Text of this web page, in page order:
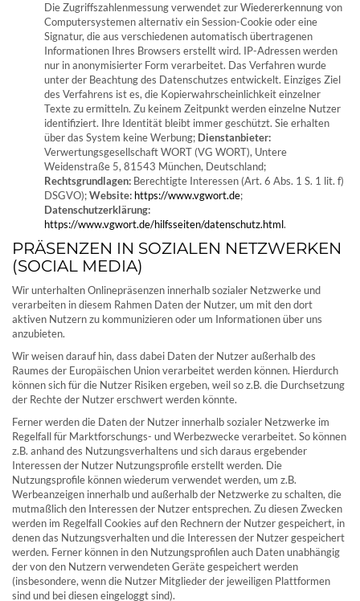
Die Zugriffszahlenmessung verwendet zur Wiedererkennung von
Computersystemen alternativ ein Session-Cookie oder eine
Signatur, die aus verschiedenen automatisch übertragenen
Informationen Ihres Browsers erstellt wird. IP-Adressen werden
nur in anonymisierter Form verarbeitet. Das Verfahren wurde
unter der Beachtung des Datenschutzes entwickelt. Einziges Ziel
des Verfahrens ist es, die Kopierwahrscheinlichkeit einzelner
Texte zu ermitteln. Zu keinem Zeitpunkt werden einzelne Nutzer
identifiziert. Ihre Identität bleibt immer geschützt. Sie erhalten
über das System keine Werbung; Dienstanbieter:
Verwertungsgesellschaft WORT (VG WORT), Untere
Weidenstraße 5, 81543 München, Deutschland;
Rechtsgrundlagen: Berechtigte Interessen (Art. 6 Abs. 1 S. 1 lit. f)
DSGVO);Website: https://www.vgwort.de;
Datenschutzerklärung:
https://www.vgwort.de/hilfsseiten/datenschutz.html.
PRÄSENZEN IN SOZIALEN NETZWERKEN
(SOCIAL MEDIA)
Wir unterhalten Onlinepräsenzen innerhalb sozialer Netzwerke und
verarbeiten in diesem Rahmen Daten der Nutzer, um mit den dort
aktiven Nutzern zu kommunizieren oder um Informationen über uns
anzubieten.
Wir weisen darauf hin, dass dabei Daten der Nutzer außerhalb des
Raumes der Europäischen Union verarbeitet werden können. Hierdurch
können sich für die Nutzer Risiken ergeben, weil so z.B. die Durchsetzung
der Rechte der Nutzer erschwert werden könnte.
Ferner werden die Daten der Nutzer innerhalb sozialer Netzwerke im
Regelfall für Marktforschungs- und Werbezwecke verarbeitet. So können
z.B. anhand des Nutzungsverhaltens und sich daraus ergebender
Interessen der Nutzer Nutzungsprofile erstellt werden. Die
Nutzungsprofile können wiederum verwendet werden, um z.B.
Werbeanzeigen innerhalb und außerhalb der Netzwerke zu schalten, die
mutmaßlich den Interessen der Nutzer entsprechen. Zu diesen Zwecken
werden im Regelfall Cookies auf den Rechnern der Nutzer gespeichert, in
denen das Nutzungsverhalten und die Interessen der Nutzer gespeichert
werden. Ferner können in den Nutzungsprofilen auch Daten unabhängig
der von den Nutzern verwendeten Geräte gespeichert werden
(insbesondere, wenn die Nutzer Mitglieder der jeweiligen Plattformen
sind und bei diesen eingeloggt sind).